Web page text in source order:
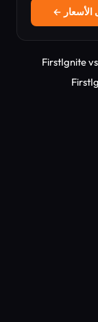
الأسعار ←
FirstIgnite